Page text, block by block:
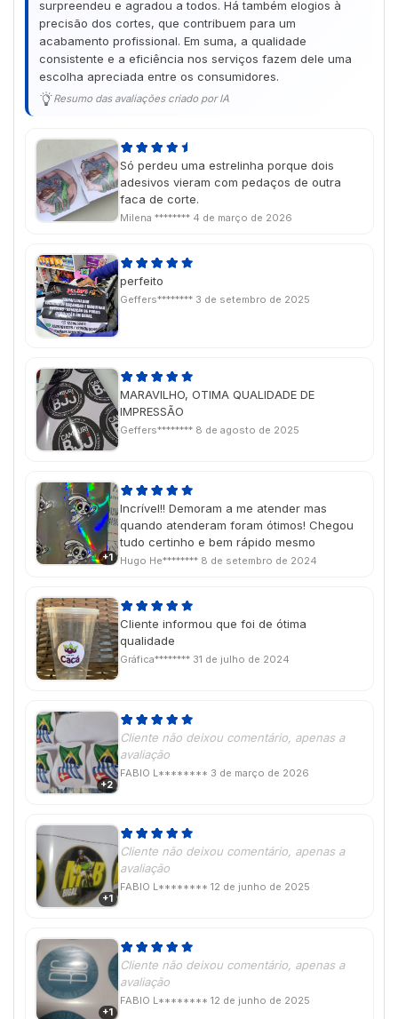
surpreendeu e agradou a todos. Há também elogios à
precisão dos cortes, que contribuem para um
acabamento profissional. Em suma, a qualidade
consistente e a eficiência nos serviços fazem dele uma
escolha apreciada entre os consumidores.
Resumo das avaliações criado por IA
Só perdeu uma estrelinha porque dois
adesivos vieram com pedaços de outra
faca de corte.
Milena ******** 4 de março de 2026
perfeito
Geffers******** 3 de setembro de 2025
MARAVILHO, OTIMA QUALIDADE DE
IMPRESSÃO
Geffers******** 8 de agosto de 2025
+1
Incrível!! Demoram a me atender mas
quando atenderam foram ótimos! Chegou
tudo certinho e bem rápido mesmo
Hugo He******** 8 de setembro de 2024
Cliente informou que foi de ótima
qualidade
Gráfica******** 31 de julho de 2024
+2
Cliente não deixou comentário, apenas a
avaliação
FABIO L******** 3 de março de 2026
+1
Cliente não deixou comentário, apenas a
avaliação
FABIO L******** 12 de junho de 2025
+1
Cliente não deixou comentário, apenas a
avaliação
FABIO L******** 12 de junho de 2025